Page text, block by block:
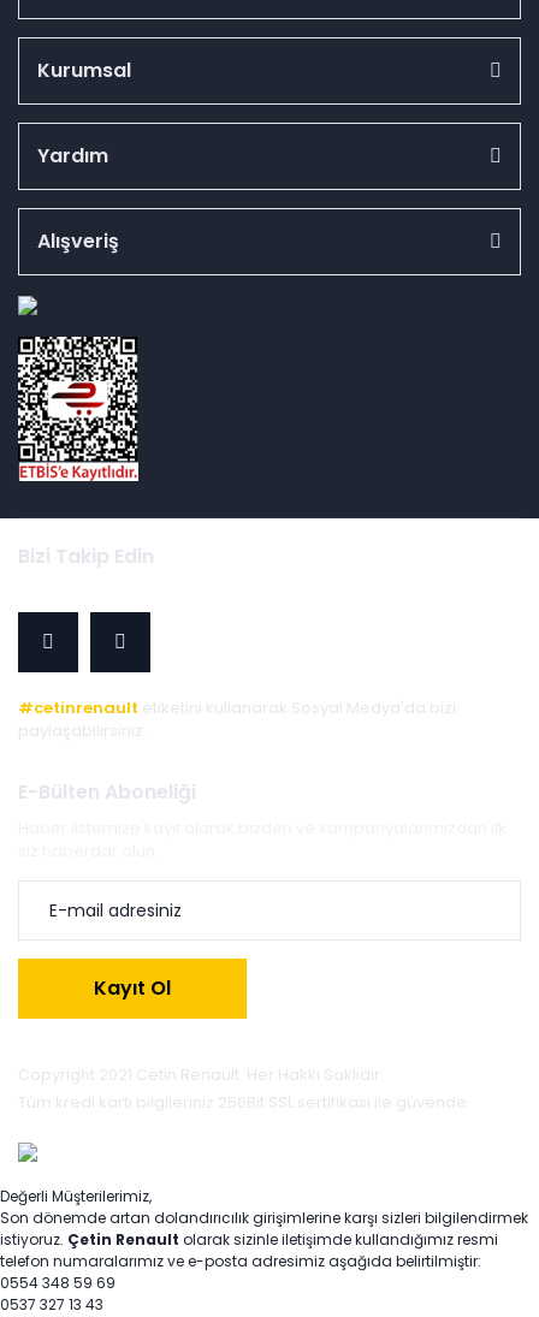
Kurumsal
Yardım
Alışveriş
Bizi Takip Edin
#cetinrenault etiketini kullanarak Sosyal Medya'da bizi
paylaşabilirsiniz.
E-Bülten Aboneliği
Kayıt Ol
Copyright 2021 Cetin Renault. Her Hakkı Saklıdır.
Tüm kredi kartı bilgileriniz 256Bit SSL sertifikası ile güvende.
Değerli Müşterilerimiz,
Son dönemde artan dolandırıcılık girişimlerine karşı sizleri bilgilendirmek
istiyoruz. Çetin Renault olarak sizinle iletişimde kullandığımız resmi
telefon numaralarımız ve e-posta adresimiz aşağıda belirtilmiştir:
0554 348 59 69
0537 327 13 43